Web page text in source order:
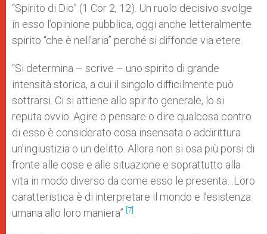
“Spirito di Dio” (1 Cor 2, 12). Un ruolo decisivo svolge
in esso l’opinione pubblica, oggi anche letteralmente
spirito “che è nell’aria” perché si diffonde via etere.
“Si determina – scrive – uno spirito di grande
intensità storica, a cui il singolo difficilmente può
sottrarsi. Ci si attiene allo spirito generale, lo si
reputa ovvio. Agire o pensare o dire qualcosa contro
di esso è considerato cosa insensata o addirittura
un’ingiustizia o un delitto. Allora non si osa più porsi di
fronte alle cose e alle situazione e soprattutto alla
vita in modo diverso da come esso le presenta…Loro
caratteristica è di interpretare il mondo e l’esistenza
umana allo loro maniera” [7]